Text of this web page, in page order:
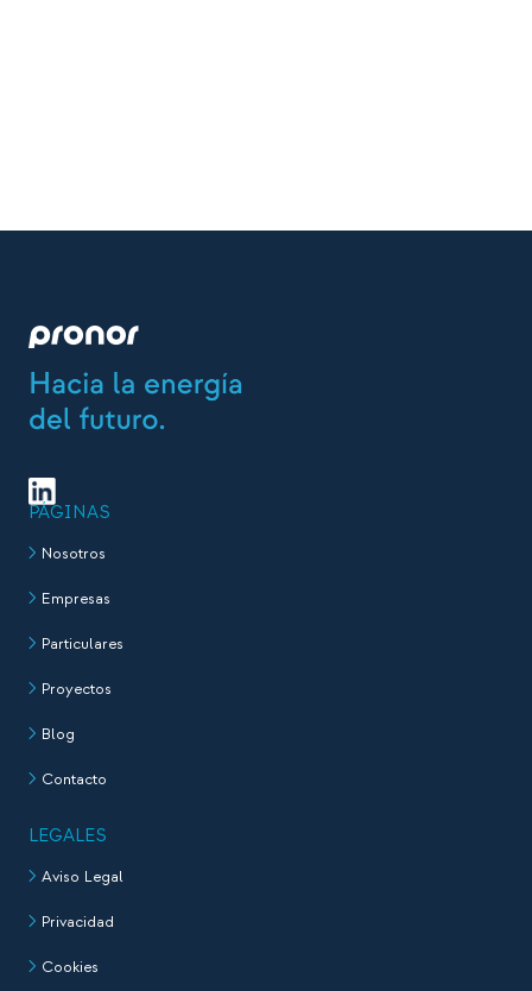
PÁGINAS
Nosotros
Empresas
Particulares
Proyectos
Blog
Contacto
LEGALES
Aviso Legal
Privacidad
Cookies